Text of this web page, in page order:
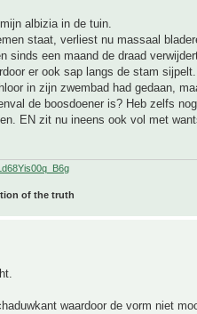
albizia in de tuin.
staat, verliest nu massaal
sinds een maand de draad
er ook sap langs de stam
in zijn zwembad had gedaan,
de boosdoener is? Heb zelfs
EN zit nu ineens ook vol met
of the truth
waardoor de vorm niet